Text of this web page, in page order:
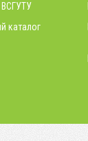
ВСГУТУ
каталог